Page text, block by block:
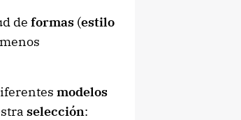
de formas(estilo
modelos
selección: